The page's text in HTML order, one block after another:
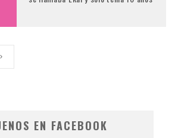
EN FACEBOOK